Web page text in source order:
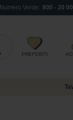
Numero Verde: 800 - 20
Inizia a scrivere
PREFERITI